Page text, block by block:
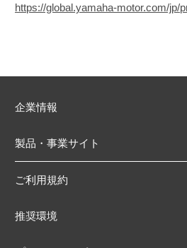
https://global.yamaha-motor.com/jp/
企業情報
製品・事業サイト
ご利用規約
推奨環境